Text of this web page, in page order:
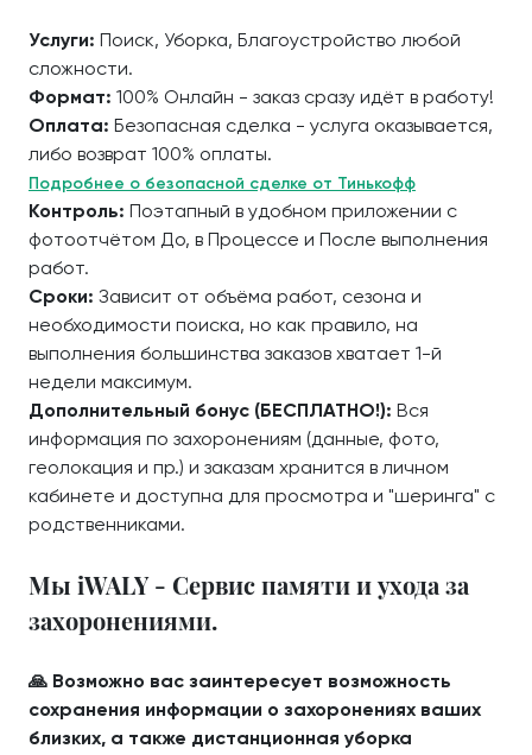
Услуги: Поиск, Уборка, Благоустройство любой
сложности.
Формат: 100% Онлайн - заказ сразу идёт в работу!
Оплата: Безопасная сделка - услуга оказывается,
либо возврат 100% оплаты.
Подробнее о безопасной сделке от Тинькофф
Контроль: Поэтапный в удобном приложении с
фотоотчётом До, в Процессе и После выполнения
работ.
Сроки: Зависит от объёма работ, сезона и
необходимости поиска, но как правило, на
выполнения большинства заказов хватает 1-й
недели максимум.
Дополнительный бонус (БЕСПЛАТНО!): Вся
информация по захоронениям (данные, фото,
геолокация и пр.) и заказам хранится в личном
кабинете и доступна для просмотра и "шеринга" с
родственниками.
Мы iWALY - Сервис памяти и ухода за
захоронениями.
🙏 Возможно вас заинтересует возможность
сохранения информации о захоронениях ваших
близких, а также дистанционная уборка